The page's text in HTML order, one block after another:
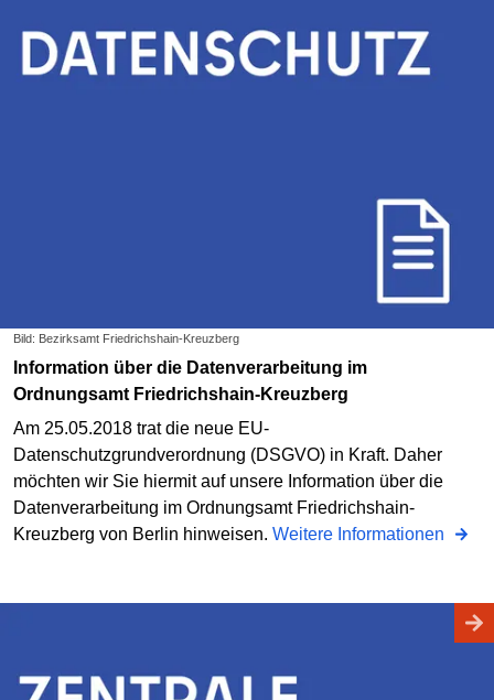
Bild: Bezirksamt Friedrichshain-Kreuzberg
Ordnungsamt Friedrichshain-Kreuzberg
Am 25.05.2018 trat die neue EU-
Datenschutzgrundverordnung (DSGVO) in Kraft. Daher
möchten wir Sie hiermit auf unsere Information über die
Datenverarbeitung im Ordnungsamt Friedrichshain-
Kreuzberg von Berlin hinweisen. Weitere Informationen